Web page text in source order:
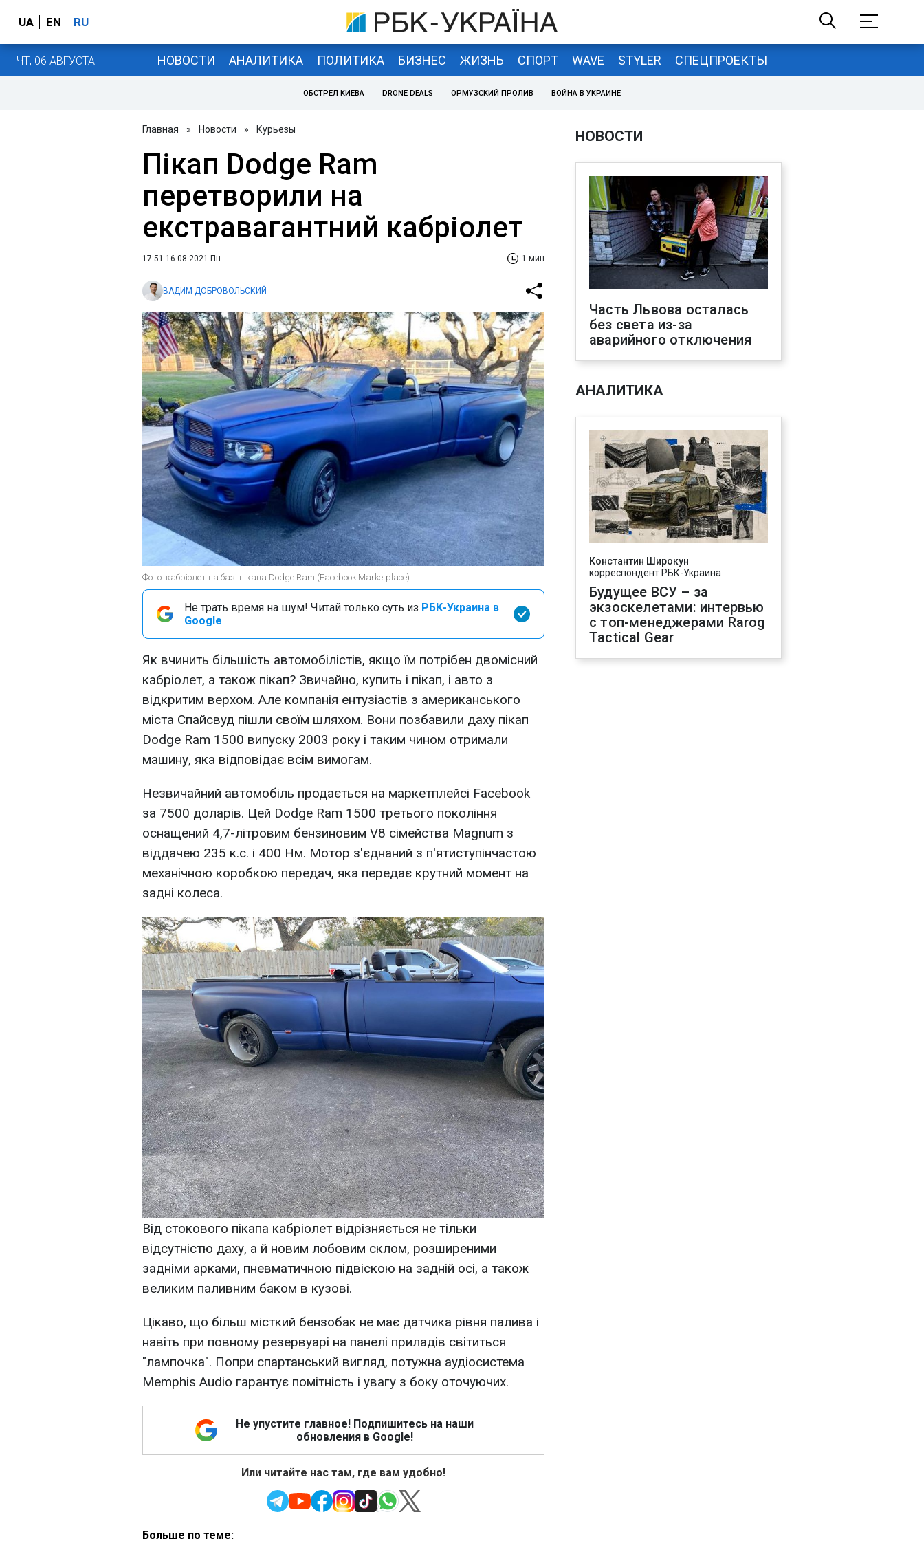
UA EN RU
ЧТ, 06 АВГУСТА НОВОСТИ АНАЛИТИКА ПОЛИТИКА БИЗНЕС ЖИЗНЬ СПОРТ WAVE STYLER СПЕЦПРОЕКТЫ
ОБСТРЕЛ КИЕВА DRONE DEALS ОРМУЗСКИЙ ПРОЛИВ ВОЙНА В УКРАИНЕ
Главная » Новости » Курьезы
Пікап Dodge Ram
перетворили на
екстравагантний кабріолет
17:51 16.08.2021 Пн 1 мин
ВАДИМ ДОБРОВОЛЬСКИЙ
Фото: кабріолет на базі пікапа Dodge Ram (Facebook Marketplace)
Не трать время на шум! Читай только суть из РБК-Украина в
Google
Як вчинить більшість автомобілістів, якщо їм потрібен двомісний
кабріолет, а також пікап? Звичайно, купить і пікап, і авто з
відкритим верхом. Але компанія ентузіастів з американського
міста Спайсвуд пішли своїм шляхом. Вони позбавили даху пікап
Dodge Ram 1500 випуску 2003 року і таким чином отримали
машину, яка відповідає всім вимогам.
Незвичайний автомобіль продається на маркетплейсі Facebook
за 7500 доларів. Цей Dodge Ram 1500 третього покоління
оснащений 4,7-літровим бензиновим V8 сімейства Magnum з
віддачею 235 к.с. і 400 Нм. Мотор з'єднаний з п'ятиступінчастою
механічною коробкою передач, яка передає крутний момент на
задні колеса.
Від стокового пікапа кабріолет відрізняється не тільки
відсутністю даху, а й новим лобовим склом, розширеними
задніми арками, пневматичною підвіскою на задній осі, а також
великим паливним баком в кузові.
Цікаво, що більш місткий бензобак не має датчика рівня палива і
навіть при повному резервуарі на панелі приладів світиться
"лампочка". Попри спартанський вигляд, потужна аудіосистема
Memphis Аudio гарантує помітність і увагу з боку оточуючих.
Не упустите главное! Подпишитесь на наши
обновления в Google!
Или читайте нас там, где вам удобно!
Больше по теме:
НОВОСТИ
Часть Львова осталась
без света из-за
аварийного отключения
АНАЛИТИКА
Константин Широкун
корреспондент РБК-Украина
Будущее ВСУ – за
экзоскелетами: интервью
с топ-менеджерами Rarog
Tactical Gear